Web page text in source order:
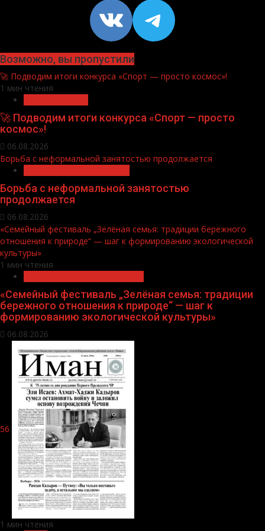
VK https://
Возможно, вы пропустили
🚀 Подводим итоги конкурса «Спорт — просто космос»!
1 мин чтения
🚀 Подводим итоги конкурса «Спорт — просто
космос»!
06.08.2026
Борьба с неформальной занятостью продолжается
Борьба с неформальной занятостью
продолжается
06.08.2026
«Семейный фестиваль „Зелёная семья: традиции бережного
отношения к природе“ — шаг к формированию экологической
культуры»
1 мин чтения
«Семейный фестиваль „Зелёная семья: традиции
бережного отношения к природе“ — шаг к
формированию экологической культуры»
06.08.2026
56
1 мин чтения